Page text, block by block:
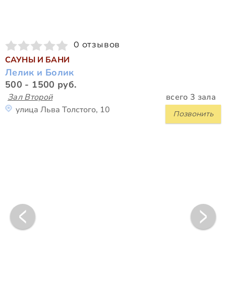
0 отзывов
САУНЫ И БАНИ
Лелик и Болик
500 - 1500 руб.
Зал Второй всего 3 зала
Позвонить
улица Льва Толстого, 10